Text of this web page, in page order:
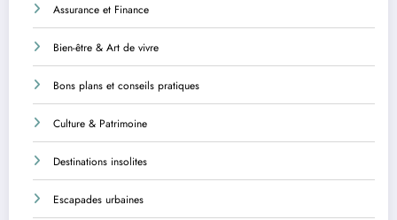
Assurance et Finance
Bien-être & Art de vivre
Bons plans et conseils pratiques
Culture & Patrimoine
Destinations insolites
Escapades urbaines